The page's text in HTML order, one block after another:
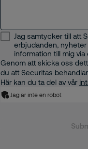
Jag samtycker till att
erbjudanden, nyheter och
information till mig via
Genom att skicka oss
du att Securitas
Här kan du ta del av vår
Jag är inte en robot